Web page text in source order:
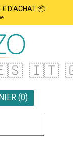
€ D'ACHAT 📦
🇮🇹
(0)